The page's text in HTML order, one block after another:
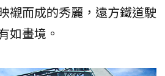
襯而成的秀麗，遠方鐵道駛
如畫境。